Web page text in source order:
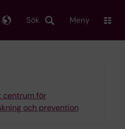
Sök Meny
centrum för
och prevention